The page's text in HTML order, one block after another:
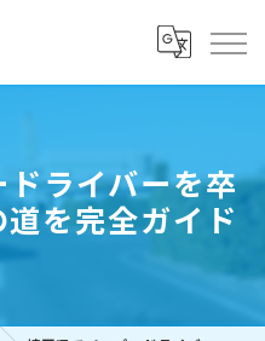
ライバーを卒
を完全ガイド